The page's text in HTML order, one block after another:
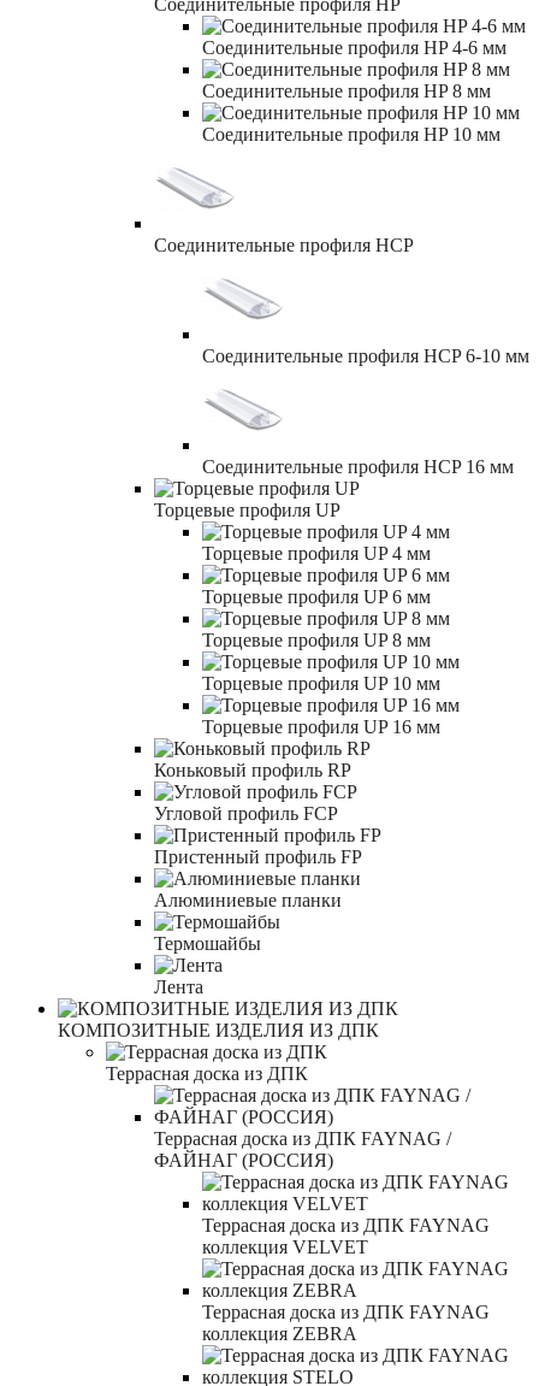
Соединительные профиля HP 4-6 мм
Соединительные профиля HP 8 мм
Соединительные профиля HP 10 мм
Соединительные профиля HCP
Соединительные профиля HCP 6-10 мм
Соединительные профиля HCP 16 мм
Торцевые профиля UP
Торцевые профиля UP 4 мм
Торцевые профиля UP 6 мм
Торцевые профиля UP 8 мм
Торцевые профиля UP 10 мм
Торцевые профиля UP 16 мм
Коньковый профиль RP
Угловой профиль FCP
Пристенный профиль FP
Алюминиевые планки
Термошайбы
Лента
КОМПОЗИТНЫЕ ИЗДЕЛИЯ ИЗ ДПК
Террасная доска из ДПК
Террасная доска из ДПК FAYNAG /
ФАЙНАГ (РОССИЯ)
Террасная доска из ДПК FAYNAG
коллекция VELVET
Террасная доска из ДПК FAYNAG
коллекция ZEBRA